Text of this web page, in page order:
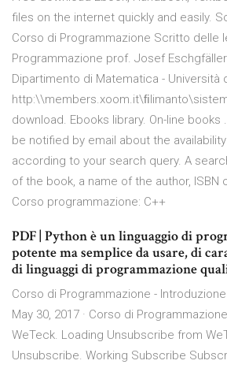
files on the internet quickly and easily.
Corso di Programmazione Scritto delle
Programmazione prof. Josef
Dipartimento di Matematica - Università
download. Ebooks library. On-line books
be notified by email about the
according to your search query. A
of the book, a name of the author, ISBN
Corso programmazione: C++
PDF | Python è un linguaggio di
potente ma semplice da usare, di
di linguaggi di programmazione quali
Corso di Programmazione -
May 30, 2017 · Corso di
WeTeck. Loading Unsubscribe from
Unsubscribe. Working Subscribe